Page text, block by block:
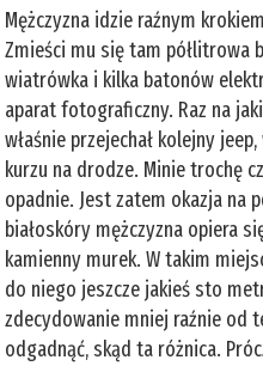
Mężczyzna idzie raźnym
Zmieści mu się tam półlitrowa
wiatrówka i kilka batonów
aparat fotograficzny. Raz na
właśnie przejechał kolejny
kurzu na drodze. Minie trochę
opadnie. Jest zatem okazja na
białoskóry mężczyzna opiera
kamienny murek. W takim
do niego jeszcze jakieś sto
zdecydowanie mniej raźnie od
odgadnąć, skąd ta różnica.